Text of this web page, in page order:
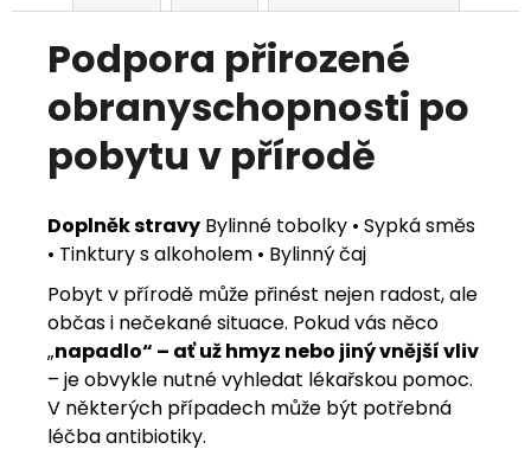
Podpora přirozené
obranyschopnosti po
pobytu v přírodě
Doplněk stravy Bylinné tobolky • Sypká směs
• Tinktury s alkoholem • Bylinný čaj
Pobyt v přírodě může přinést nejen radost, ale
občas i nečekané situace. Pokud vás něco
„napadlo“ – ať už hmyz nebo jiný vnější vliv
– je obvykle nutné vyhledat lékařskou pomoc.
V některých případech může být potřebná
léčba antibiotiky.